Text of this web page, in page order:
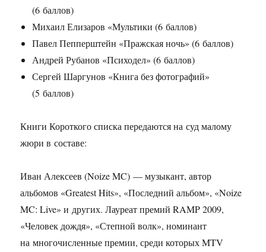
(6 баллов)
Михаил Елизаров «Мультики (6 баллов)
Павел Пепперштейн «Пражская ночь» (6 баллов)
Андрей Рубанов «Психодел» (6 баллов)
Сергей Шаргунов «Книга без фотографий»
(5 баллов)
Книги Короткого списка передаются на суд малому
жюри в составе:
Иван Алексеев (Noize MC) — музыкант, автор
альбомов «Greatest Hits», «Последний альбом», «Noize
MC: Live» и других. Лауреат премий RAMP 2009,
«Человек дождя», «Степной волк», номинант
на многочисленные премии, среди которых MTV